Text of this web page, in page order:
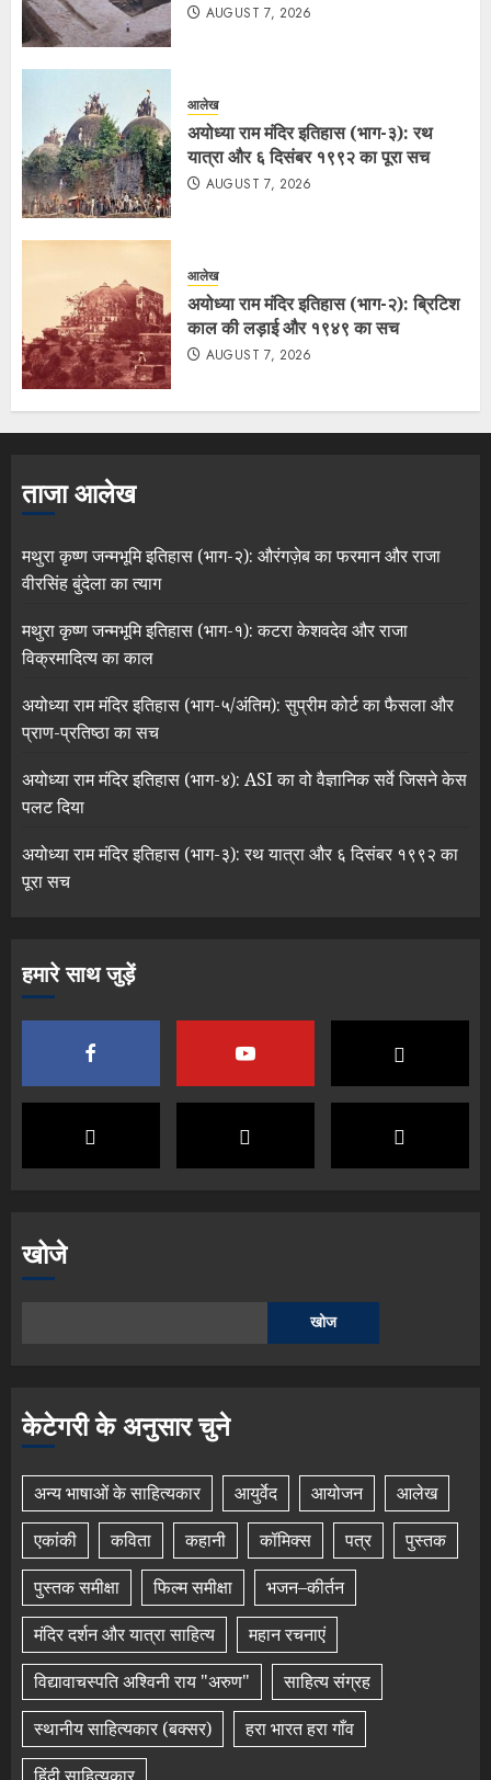
AUGUST 7, 2026
आलेख
अयोध्या राम मंदिर इतिहास (भाग-३): रथ
यात्रा और ६ दिसंबर १९९२ का पूरा सच
AUGUST 7, 2026
आलेख
अयोध्या राम मंदिर इतिहास (भाग-२): ब्रिटिश
काल की लड़ाई और १९४९ का सच
AUGUST 7, 2026
ताजा आलेख
मथुरा कृष्ण जन्मभूमि इतिहास (भाग-२): औरंगज़ेब का फरमान और राजा
वीरसिंह बुंदेला का त्याग
मथुरा कृष्ण जन्मभूमि इतिहास (भाग-१): कटरा केशवदेव और राजा
विक्रमादित्य का काल
अयोध्या राम मंदिर इतिहास (भाग-५/अंतिम): सुप्रीम कोर्ट का फैसला और
प्राण-प्रतिष्ठा का सच
अयोध्या राम मंदिर इतिहास (भाग-४): ASI का वो वैज्ञानिक सर्वे जिसने केस
पलट दिया
अयोध्या राम मंदिर इतिहास (भाग-३): रथ यात्रा और ६ दिसंबर १९९२ का
पूरा सच
हमारे साथ जुड़ें
खोजे
खोज
केटेगरी के अनुसार चुने
अन्य भाषाओं के साहित्यकार आयुर्वेद आयोजन
आलेख
एकांकी
कविता कहानी कॉमिक्स पत्र
पुस्तक
पुस्तक समीक्षा
फिल्म समीक्षा
भजन–कीर्तन
मंदिर दर्शन और यात्रा साहित्य
महान रचनाएं
विद्यावाचस्पति अश्विनी राय "अरुण"
साहित्य संग्रह
स्थानीय साहित्यकार (बक्सर)
हरा भारत हरा गाँव